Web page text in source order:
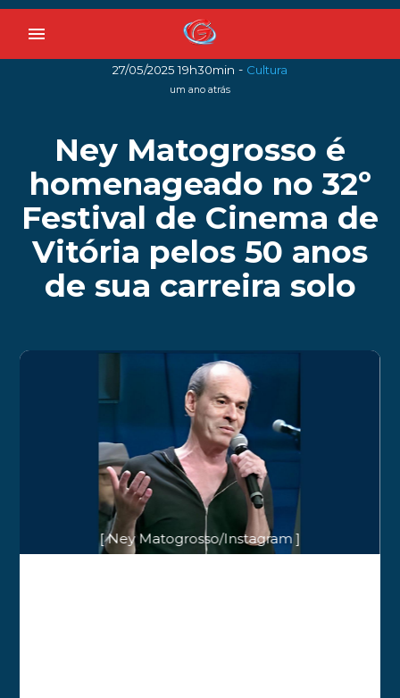
menu
27/05/2025 19h30min - Cultura
um ano atrás
Ney Matogrosso é
homenageado no 32º
Festival de Cinema de
Vitória pelos 50 anos
de sua carreira solo
[ Ney Matogrosso/Instagram ]